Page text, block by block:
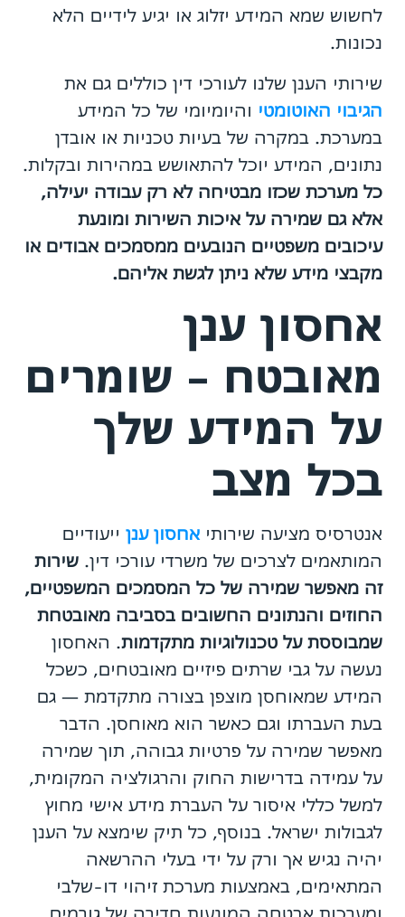
לחשוש שמא המידע יזלוג או יגיע לידיים הלא
נכונות.
שירותי הענן שלנו לעורכי דין כוללים גם את
הגיבוי האוטומטי והיומיומי של כל המידע
במערכת. במקרה של בעיות טכניות או אובדן
נתונים, המידע יוכל להתאושש במהירות ובקלות.
כל מערכת שכזו מבטיחה לא רק עבודה יעילה,
אלא גם שמירה על איכות השירות ומונעת
עיכובים משפטיים הנובעים ממסמכים אבודים או
מקבצי מידע שלא ניתן לגשת אליהם.
אחסון ענן
מאובטח – שומרים
על המידע שלך
בכל מצב
אנטרסיס מציעה שירותי אחסון ענן ייעודיים
המותאמים לצרכים של משרדי עורכי דין. שירות
זה מאפשר שמירה של כל המסמכים המשפטיים,
החוזים והנתונים החשובים בסביבה מאובטחת
שמבוססת על טכנולוגיות מתקדמות. האחסון
נעשה על גבי שרתים פיזיים מאובטחים, כשכל
המידע שמאוחסן מוצפן בצורה מתקדמת — גם
בעת העברתו וגם כאשר הוא מאוחסן. הדבר
מאפשר שמירה על פרטיות גבוהה, תוך שמירה
על עמידה בדרישות החוק והרגולציה המקומית,
למשל כללי איסור על העברת מידע אישי מחוץ
לגבולות ישראל. בנוסף, כל תיק שימצא על הענן
יהיה נגיש אך ורק על ידי בעלי ההרשאה
המתאימים, באמצעות מערכת זיהוי דו-שלבי